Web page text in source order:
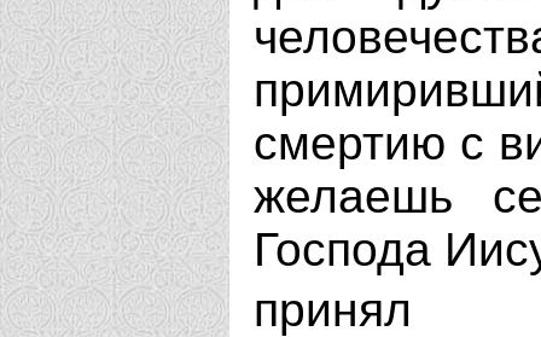
смертию с
желаешь
Господа